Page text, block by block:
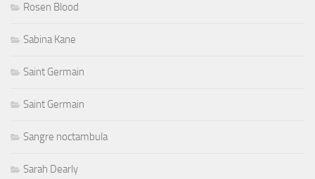
Rosen Blood
Sabina Kane
Saint Germain
Saint Germain
Sangre noctambula
Sarah Dearly